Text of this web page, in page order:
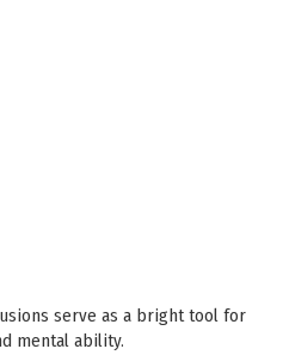
serve as a bright tool for
mental ability.